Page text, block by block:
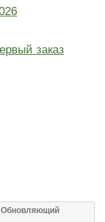
заказ
Обновляющий